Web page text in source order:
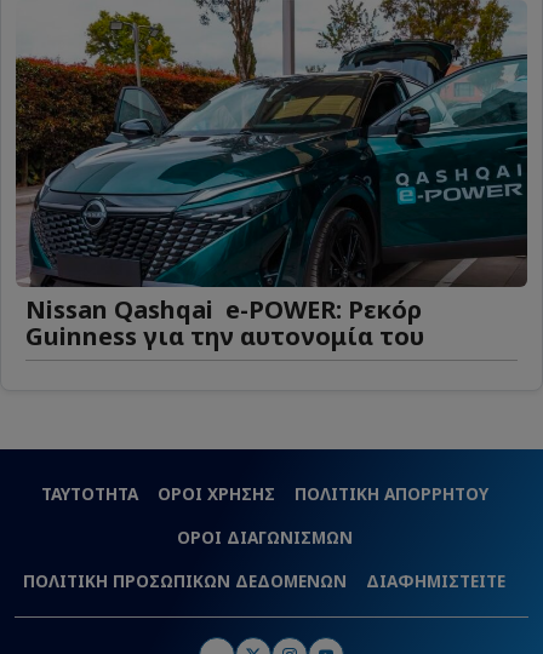
Nissan Qashqai e-POWER: Ρεκόρ
Guinness για την αυτονομία του
ΤΑΥΤΟΤΗΤΑ ΟΡΟΙ ΧΡΗΣΗΣ
ΠΟΛΙΤΙΚΗ ΑΠΟΡΡΗΤΟΥ
ΟΡΟΙ ΔΙΑΓΩΝΙΣΜΩΝ
ΠΟΛΙΤΙΚΗ ΠΡΟΣΩΠΙΚΩΝ ΔΕΔΟΜΕΝΩΝ
ΔΙΑΦΗΜΙΣΤΕΙΤΕ